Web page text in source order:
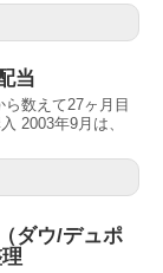
当
数えて27ヶ月目
2003年9月は、
ダウ/デュポ